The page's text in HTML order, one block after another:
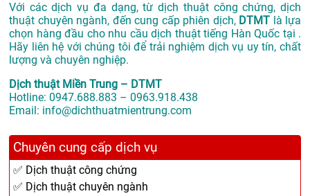
Với các dịch vụ đa dạng, từ dịch thuật công chứng, dịch
thuật chuyên ngành, đến cung cấp phiên dịch, DTMT là lựa
chọn hàng đầu cho nhu cầu dịch thuật tiếng Hàn Quốc tại .
Hãy liên hệ với chúng tôi để trải nghiệm dịch vụ uy tín, chất
lượng và chuyên nghiệp.
Dịch thuật Miền Trung – DTMT
Hotline: 0947.688.883 – 0963.918.438
Email: info@dichthuatmientrung.com
Chuyên cung cấp dịch vụ
✅ Dịch thuật công chứng
✅ Dịch thuật chuyên ngành